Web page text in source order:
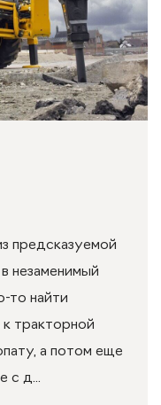
предсказуемой
незаменимый
то найти
тракторной
а потом еще
с д...